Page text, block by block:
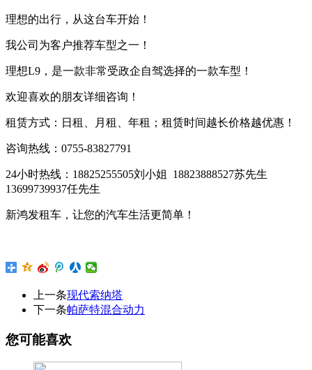
理想的出行，从这台车开始！
我公司为客户推荐车型之一！
理想L9，是一款非常受政企自驾选择的一款车型！
欢迎喜欢的朋友详细咨询！
租赁方式：日租、月租、年租；租赁时间越长价格越优惠！
咨询热线：0755-83827791
24小时热线：18825255505刘小姐 18823888527苏先生
13699739937任先生
新鸿发租车，让您的汽车生活更简单！
上一条现代索纳塔
下一条帕萨特混合动力
您可能喜欢